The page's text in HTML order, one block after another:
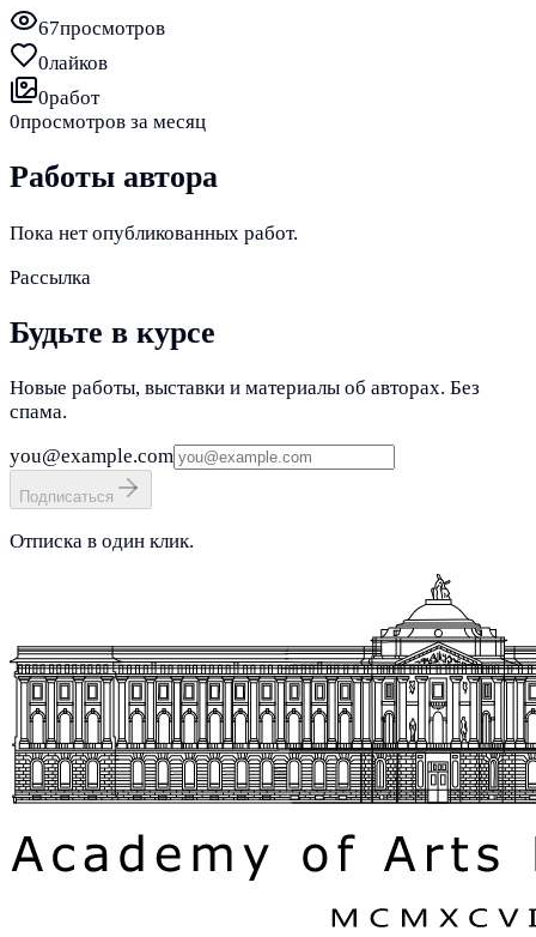
67просмотров
0лайков
0работ
0просмотров за месяц
Работы автора
Пока нет опубликованных работ.
Рассылка
Будьте в курсе
Новые работы, выставки и материалы об авторах. Без
спама.
you@example.com
Подписаться
Отписка в один клик.